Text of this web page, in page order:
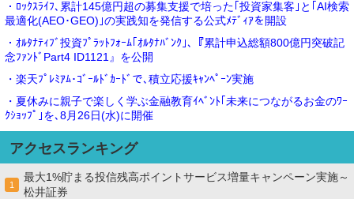
・ﾛｯｸｽﾗｲﾌ､累計145億円超の募集支援で培った｢投資家集客｣と｢AI検索
最適化(AEO･GEO)｣の実践知を発信する公式ﾒﾃﾞｨｱを開設
・ｵﾙﾀﾅﾃｨﾌﾞ投資ﾌﾟﾗｯﾄﾌｫｰﾑ｢ｵﾙﾀﾅﾊﾞﾝｸ｣､『累計申込総額800億円突破記
念ﾌｧﾝﾄﾞPart4 ID1121』を公開
・楽天ﾌﾟﾚﾐｱﾑ･ｺﾞｰﾙﾄﾞｶｰﾄﾞで､積立応援ｷｬﾝﾍﾟｰﾝ実施
・夏休みに親子で楽しく学ぶ金融教育ｲﾍﾞﾝﾄ｢未来につながるお金のﾜｰ
ｸｼｮｯﾌﾟ｣を､8月26日(水)に開催
アクセスランキング
1
最大1%貯まる投信残高ポイントサービス増量キャンペーン実施～
松井証券